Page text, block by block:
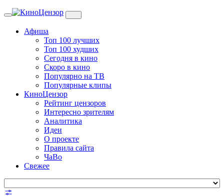
Toggle
Афиша
Топ 100 лучших
Топ 100 худших
Сегодня в кино
Скоро в кино
Популярно на ТВ
Популярные клипы
КиноЦензор
Рейтинг цензоров
Интересно зрителям
Аналитика
Идеи
О проекте
Правила сайта
ЧаВо
Свежее